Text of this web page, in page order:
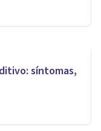
síntomas,